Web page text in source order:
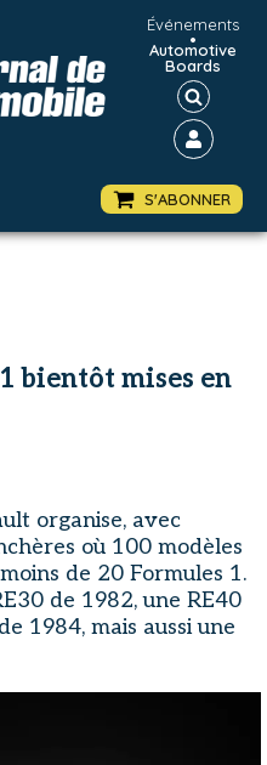
Événements
•
Automotive
Boards
S'ABONNER
bientôt mises en
organise, avec
où 100 modèles
de 20 Formules 1.
de 1982, une RE40
1984, mais aussi une